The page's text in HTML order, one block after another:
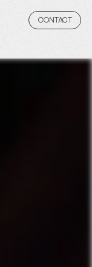
CONTACT